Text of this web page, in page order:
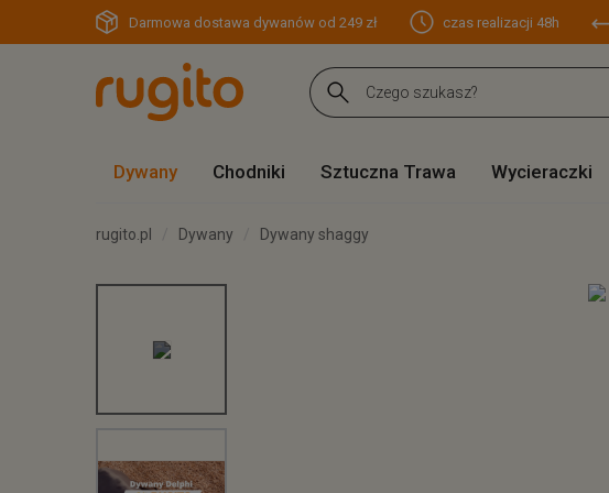
Darmowa dostawa dywanów od 249 zł czas realizacji 48h
Dywany Chodniki Sztuczna Trawa Wycieraczki
rugito.pl Dywany
Dywany shaggy